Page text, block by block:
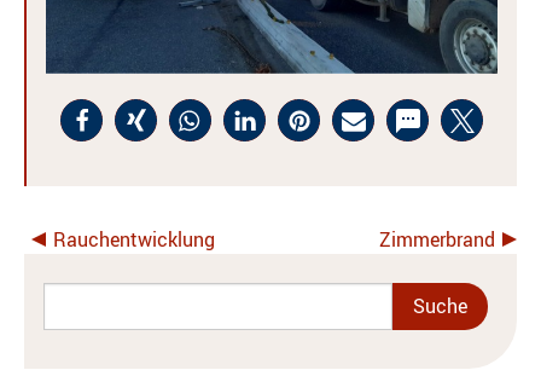
Rauchentwicklung Zimmerbrand